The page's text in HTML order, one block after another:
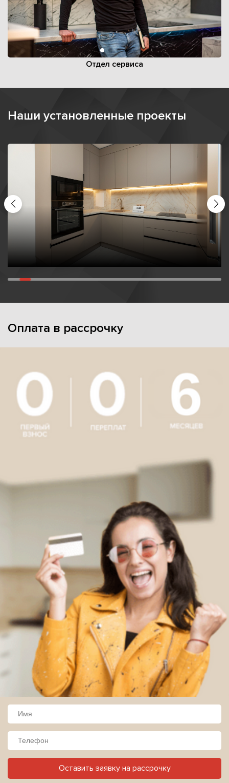
Отдел сервиса
Наши установленные проекты
Оплата в рассрочку
Оставить заявку на рассрочку